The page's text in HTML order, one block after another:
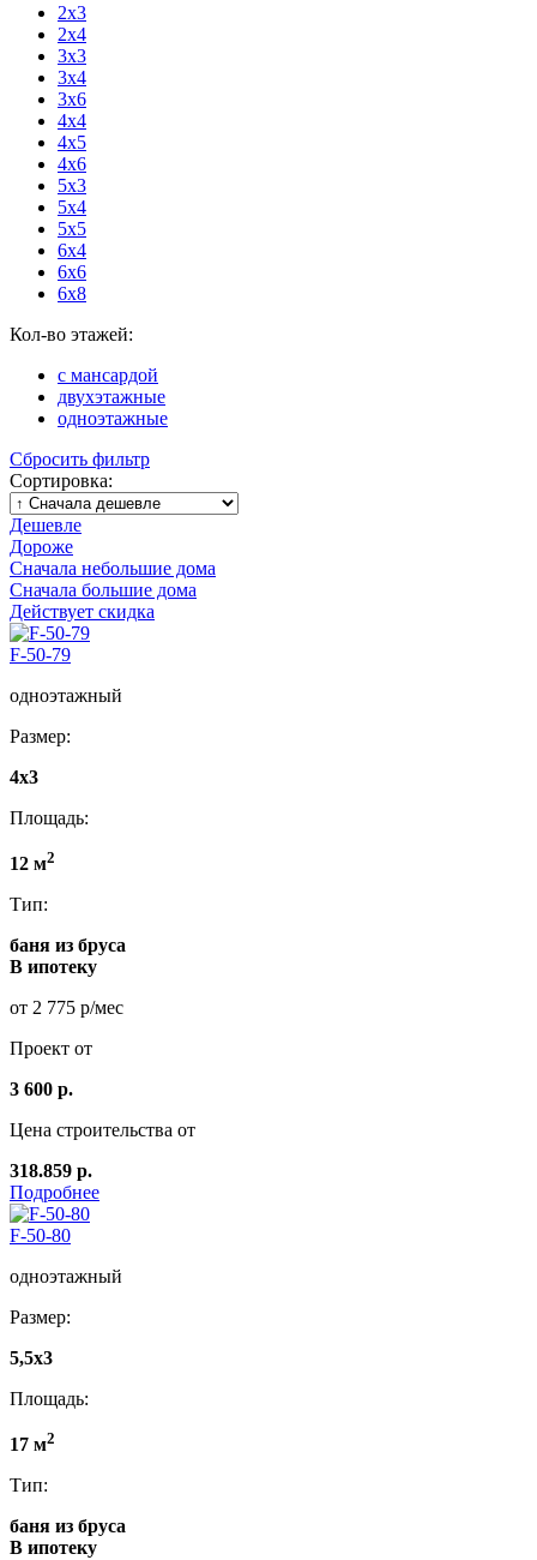
2x3
2x4
3x3
3x4
3x6
4x4
4x5
4x6
5x3
5x4
5x5
6x4
6x6
6x8
Кол-во этажей:
с мансардой
двухэтажные
одноэтажные
Сбросить фильтр
Сортировка:
Дешевле
Дороже
Сначала небольшие дома
Сначала большие дома
Действует скидка
F-50-79
одноэтажный
Размер:
4x3
Площадь:
12 м2
Тип:
баня из бруса
В ипотеку
от 2 775 р/мес
Проект от
3 600 р.
Цена строительства от
318.859 р.
Подробнее
F-50-80
одноэтажный
Размер:
5,5x3
Площадь:
17 м2
Тип:
баня из бруса
В ипотеку